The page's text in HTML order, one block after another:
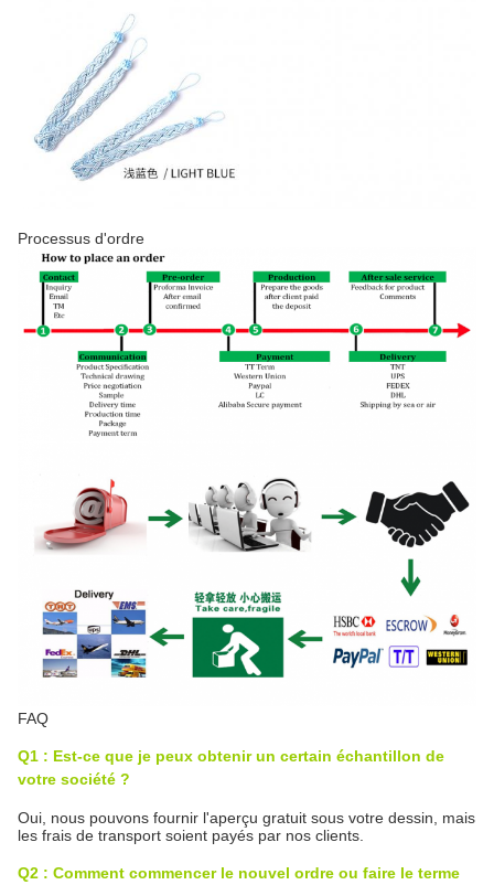
Processus d'ordre
FAQ
Q1 : Est-ce que je peux obtenir un certain échantillon de
votre société ?
Oui, nous pouvons fournir l'aperçu gratuit sous votre dessin, mais
les frais de transport soient payés par nos clients.
Q2 : Comment commencer le nouvel ordre ou faire le terme